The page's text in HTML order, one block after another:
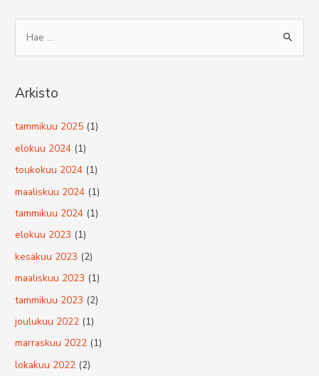
h
Arkisto
tammikuu 2025 (1)
elokuu 2024 (1)
toukokuu 2024 (1)
maaliskuu 2024 (1)
tammikuu 2024 (1)
elokuu 2023 (1)
kesäkuu 2023 (2)
maaliskuu 2023 (1)
tammikuu 2023 (2)
joulukuu 2022 (1)
marraskuu 2022 (1)
lokakuu 2022 (2)